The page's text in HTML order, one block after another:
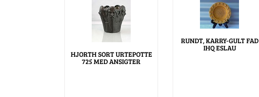
HJORTH SORT URTEPOTTE
725 MED ANSIGTER
RUNDT, KARRY-GULT FAD
IHQ ESLAU